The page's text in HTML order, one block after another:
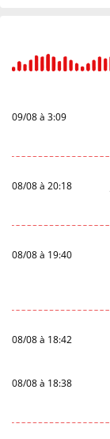
09/08 à 3:09
08/08 à 20:18
08/08 à 19:40
08/08 à 18:42
08/08 à 18:38